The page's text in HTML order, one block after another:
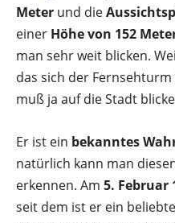
Meter und die
einer Höhe von 152
man sehr weit blicken.
das sich der Fernsehturm
muß ja auf die Stadt
Er ist ein bekanntes
natürlich kann man
erkennen. Am 5. Februar
seit dem ist er ein